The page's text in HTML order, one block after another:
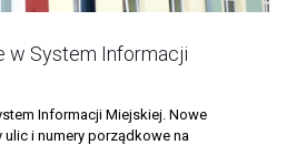
w System Informacji
Informacji Miejskiej. Nowe
i numery porządkowe na